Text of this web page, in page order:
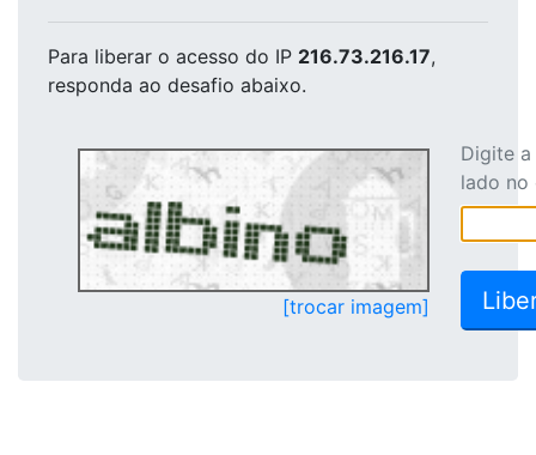
Para liberar o acesso do IP 216.73.216.17,
responda ao desafio abaixo.
[trocar imagem]
Digite
lado no